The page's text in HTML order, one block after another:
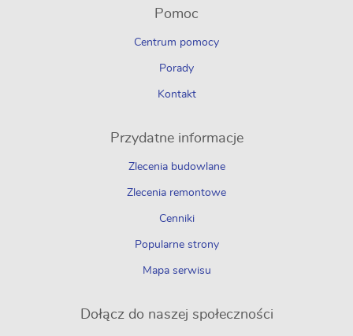
Pomoc
Centrum pomocy
Porady
Kontakt
Przydatne informacje
Zlecenia budowlane
Zlecenia remontowe
Cenniki
Popularne strony
Mapa serwisu
Dołącz do naszej społeczności